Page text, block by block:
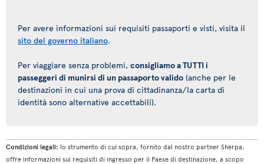
Per avere informazioni sui requisiti passaporti e visti, visita il
sito del governo italiano.
Per viaggiare senza problemi, consigliamo a TUTTI i
passeggeri di munirsi di un passaporto valido (anche per le
destinazioni in cui una prova di cittadinanza/la carta di
identità sono alternative accettabili).
Condizioni legali: lo strumento di cui sopra, fornito dal nostro partner Sherpa,
offre informazioni sui requisiti di ingresso per il Paese di destinazione, a scopo